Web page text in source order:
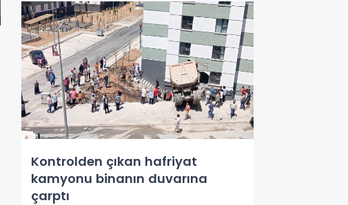
Kontrolden çıkan hafriyat
kamyonu binanın duvarına
çarptı